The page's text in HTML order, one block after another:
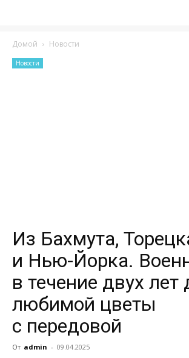
Домой Новости
Новости
Из Бахмута,
и Нью-Йорка.
в течение двух лет
любимой цветы
с передовой
От admin - 09.04.2025